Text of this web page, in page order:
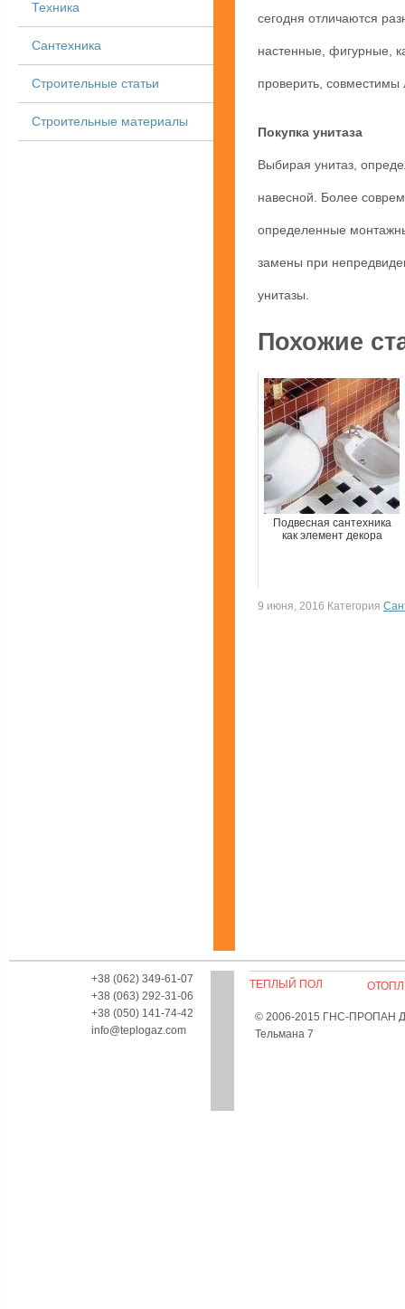
Техника
Сантехника
Строительные статьи
Строительные материалы
сегодня отличаются
настенные, фигурные,
проверить, совместимы
Покупка унитаза
Выбирая унитаз,
навесной. Более
определенные
замены при
унитазы.
Похожие
Подвесная сантехника
как элемент декора
9 июня, 2016 Категория
+38 (062) 349-61-07
+38 (063) 292-31-06
+38 (050) 141-74-42
info@teplogaz.com
ТЕПЛЫЙ ПОЛ
© 2006-2015 ГНС-ПРОПАН
Тельмана 7